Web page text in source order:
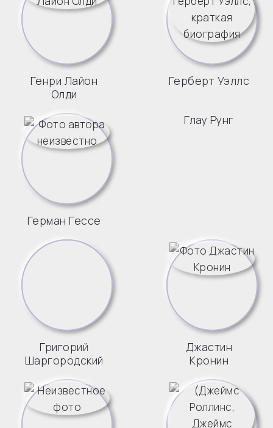
Генри Лайон
Олди
Герберт Уэллс
Герман Гессе
Глау Рунг
Григорий
Шаргородский
Джастин
Кронин